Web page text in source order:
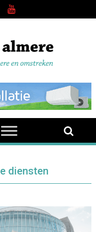
diensten